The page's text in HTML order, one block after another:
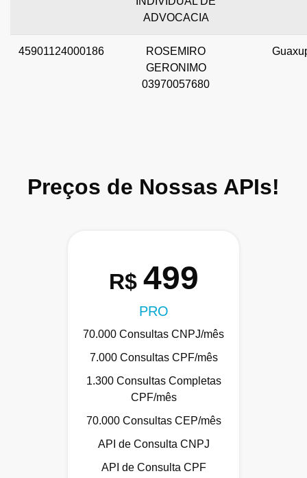
ADVOCACIA
45901124000186
ROSEMIRO
GERONIMO
03970057680
Preços de Nossas APIs!
R$ 499
PRO
70.000 Consultas CNPJ/mês
7.000 Consultas CPF/mês
1.300 Consultas Completas
CPF/mês
70.000 Consultas CEP/mês
API de Consulta CNPJ
API de Consulta CPF